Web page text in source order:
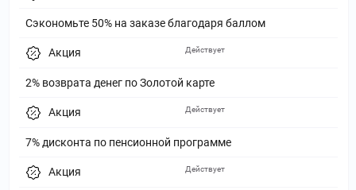
Сэкономьте 50% на заказе благодаря баллом
Акция
2% возврата денег по Золотой карте
Действует
Акция
7% дисконта по пенсионной программе
Действует
Акция Действует